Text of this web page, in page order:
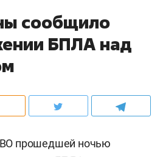
сообщило
БПЛА над
прошедшей ночью